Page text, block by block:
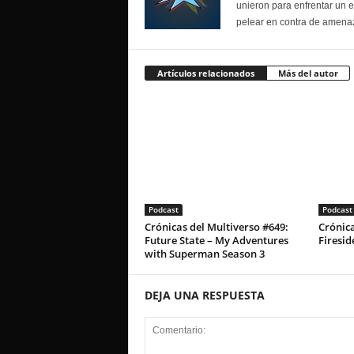
unieron para enfrentar un
pelear en contra de
Artículos relacionados Más del autor
Podcast
Crónicas del Multiverso #649:
Future State – My Adventures
with Superman Season 3
Podcast
DEJA UNA RESPUESTA